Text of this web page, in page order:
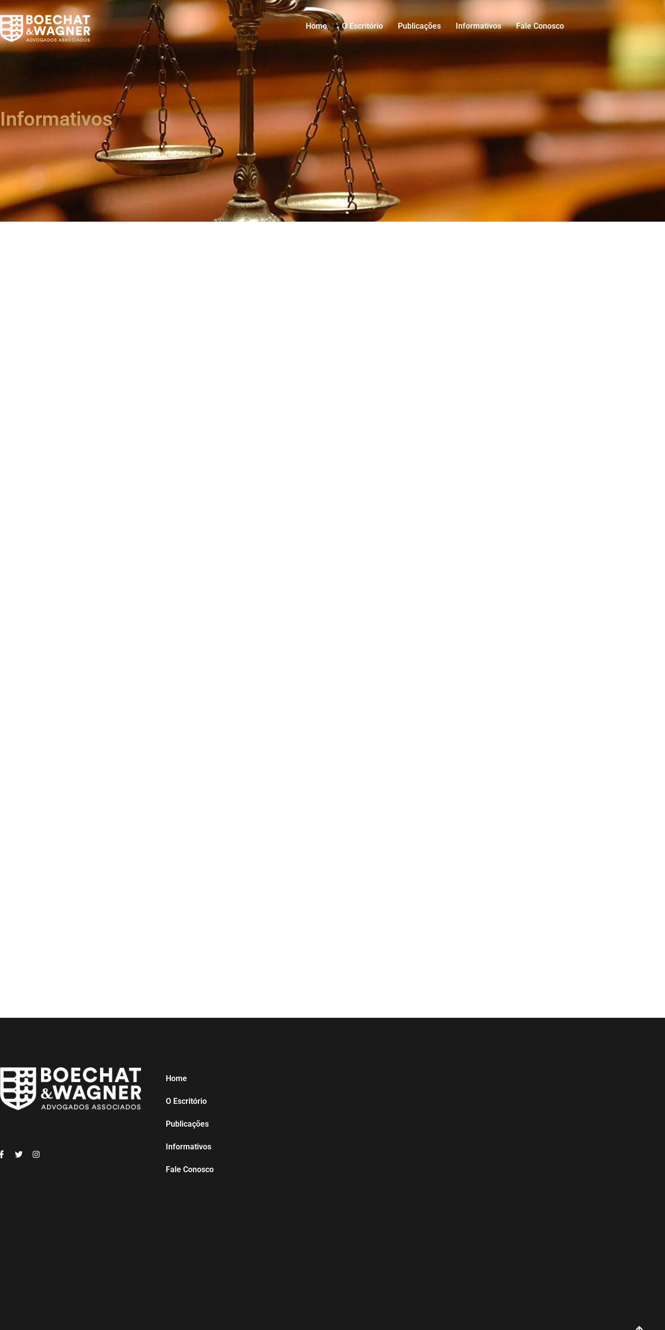
Home O Escritório Publicações Informativos Fale Conosco
Informativos
Home
O Escritório
Publicações
Informativos
Fale Conosco